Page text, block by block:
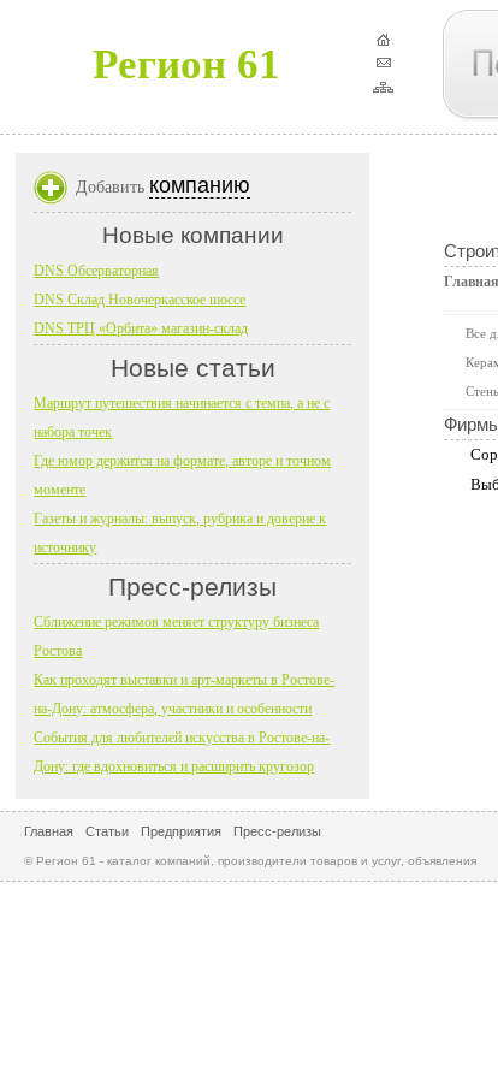
Регион 61
Все
Добавить компанию
Новые компании
DNS Обсерваторная
DNS Склад Новочеркасское шоссе
DNS ТРЦ «Орбита» магазин-склад
Новые статьи
Маршрут путешествия начинается с темпа, а не с
набора точек
Где юмор держится на формате, авторе и точном
моменте
Газеты и журналы: выпуск, рубрика и доверие к
источнику
Пресс-релизы
Сближение режимов меняет структуру бизнеса
Ростова
Как проходят выставки и арт-маркеты в Ростове-
на-Дону: атмосфера, участники и особенности
События для любителей искусства в Ростове-на-
Дону: где вдохновиться и расширить кругозор
Главная Статьи Предприятия Пресс-релизы
© Регион 61 - каталог компаний, производители товаров и услуг, объявления